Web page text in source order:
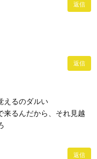
返信
返信
えるのダルい
来るんだから、それ見越
返信